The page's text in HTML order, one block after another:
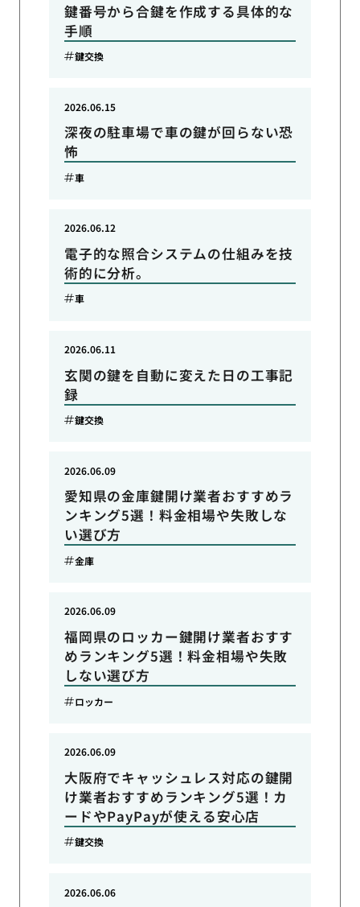
鍵番号から合鍵を作成する具体的な
手順
鍵交換
深夜の駐車場で車の鍵が回らない恐
怖
2026.06.15
車
電子的な照合システムの仕組みを技
術的に分析。
2026.06.12
車
玄関の鍵を自動に変えた日の工事記
録
2026.06.11
鍵交換
愛知県の金庫鍵開け業者おすすめラ
ンキング5選！料金相場や失敗しな
い選び方
2026.06.09
金庫
福岡県のロッカー鍵開け業者おすす
めランキング5選！料金相場や失敗
しない選び方
2026.06.09
ロッカー
大阪府でキャッシュレス対応の鍵開
け業者おすすめランキング5選！カ
ードやPayPayが使える安心店
2026.06.09
鍵交換
2026.06.06